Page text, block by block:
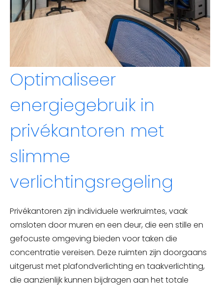
Optimaliseer
energiegebruik in
privékantoren met
slimme
verlichtingsregeling
Privékantoren zijn individuele werkruimtes, vaak
omsloten door muren en een deur, die een stille en
gefocuste omgeving bieden voor taken die
concentratie vereisen. Deze ruimten zijn doorgaans
uitgerust met plafondverlichting en taakverlichting,
die aanzienlijk kunnen bijdragen aan het totale